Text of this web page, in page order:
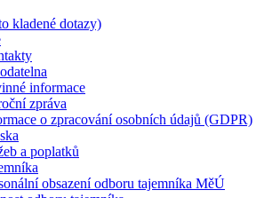
kladené dotazy)
informace
zpráva
o zpracování osobních údajů (GDPR)
a poplatků
obsazení odboru tajemníka MěÚ